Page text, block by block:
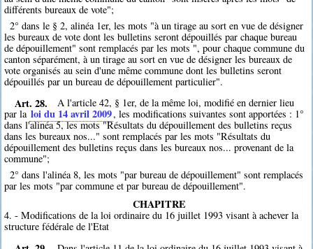
différents bureaux de vote";
2° dans le § 2, alinéa 1er, les mots "à un tirage au sort en vue de désigner
les bureaux de vote dont les bulletins seront dépouillés par chaque bureau
de dépouillement" sont remplacés par les mots ", pour chaque commune du
canton séparément, à un tirage au sort en vue de désigner les bureaux de
vote organisés au sein d'une même commune dont les bulletins seront
dépouillés par un bureau de dépouillement particulier".
Art. 28.
A l'article 42, § 1er, de la même loi, modifié en dernier lieu
par la loi du 14 avril 2009, les modifications suivantes sont apportées : 1°
dans l'alinéa 5, les mots "Résultats du dépouillement des bulletins reçus
dans les bureaux nos..." sont remplacés par les mots "Résultats du
dépouillement des bulletins reçus dans les bureaux nos... provenant de la
commune";
2° dans l'alinéa 8, les mots "par bureau de dépouillement" sont remplacés
par les mots "par commune et par bureau de dépouillement".
CHAPITRE
4. - Modifications de la loi ordinaire du 16 juillet 1993 visant à achever la
structure fédérale de l'Etat